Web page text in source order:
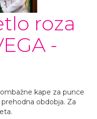
roza
-
kape za punce
obdobja. Za